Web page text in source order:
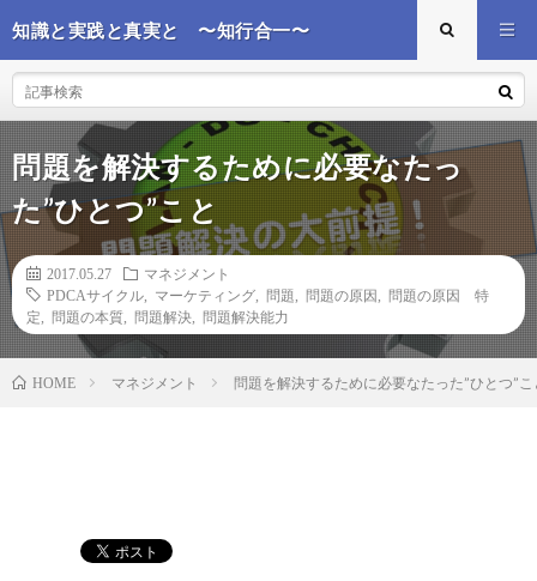
知識と実践と真実と 〜知行合一〜
問題を解決するために必要なたっ
た”ひとつ”こと
2017.05.27
マネジメント
PDCAサイクル
マーケティング 問題 問題の原因
問題の原因 特
定
問題の本質 問題解決 問題解決能力
HOME マネジメント 問題を解決するために必要なたった”ひとつ”こ